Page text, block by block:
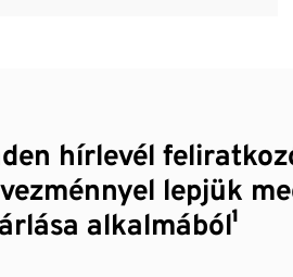
hírlevél
lepjük
alkalmából¹